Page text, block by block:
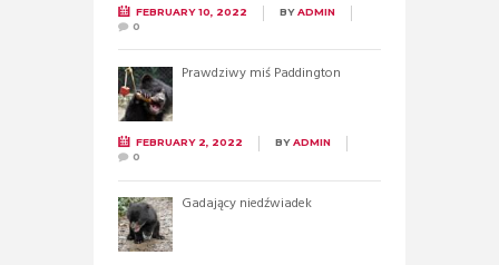
FEBRUARY 10, 2022 BYADMIN
0
Prawdziwy miś Paddington
FEBRUARY 2, 2022 BYADMIN
0
Gadający niedźwiadek